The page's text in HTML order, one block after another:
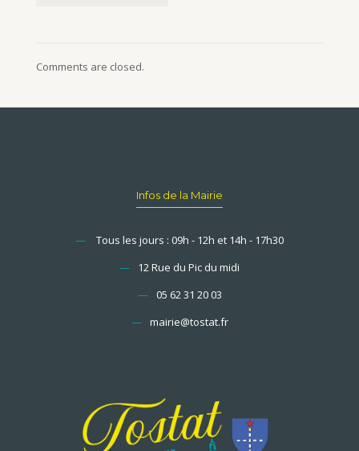
Comments are closed.
Infos de la Mairie
—
Tous les jours : 09h - 12h et 14h - 17h30
—
12 Rue du Pic du midi
— 05 62 31 20 03
— mairie@tostat.fr